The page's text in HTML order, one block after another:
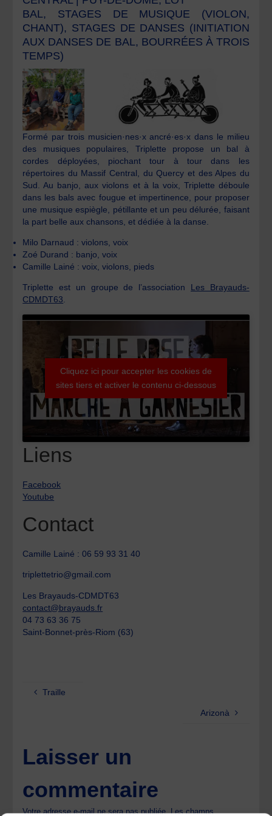
BAL, STAGES DE MUSIQUE (VIOLON,
CHANT), STAGES DE DANSES (INITIATION
AUX DANSES DE BAL, BOURRÉES À TROIS
TEMPS)
Formé par trois musicien·nes·x ancré·es·x dans le milieu
des musiques populaires, Triplette propose un bal à
cordes déployées, piochant tour à tour dans les
répertoires du Massif Central, du Quercy et des Alpes du
Sud. Au banjo, aux violons et à la voix, Triplette déboule
dans les bals avec fougue et impertinence, pour proposer
une musique espiègle, pétillante et un peu délurée, faisant
la part belle aux chansons, et dédiée à la danse.
Milo Darnaud : violons, voix
Zoé Durand : banjo, voix
Camille Lainé : voix, violons, pieds
Triplette est un groupe de l’association Les Brayauds-
CDMDT63.
Cliquez ici pour accepter les cookies de
sites tiers et activer le contenu ci-dessous
Liens
Facebook
Youtube
Contact
Camille Lainé : 06 59 93 31 40
triplettetrio@gmail.com
Les Brayauds-CDMDT63
contact@brayauds.fr
04 73 63 36 75
Saint-Bonnet-près-Riom (63)
Traille
Arizonà
Laisser un
commentaire
Votre adresse e-mail ne sera pas publiée. Les champs